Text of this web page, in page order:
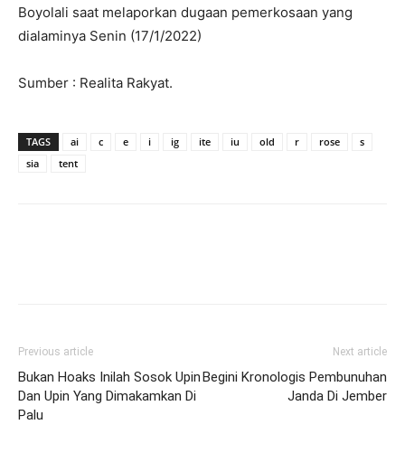
Boyolali saat melaporkan dugaan pemerkosaan yang
dialaminya Senin (17/1/2022)
Sumber : Realita Rakyat.
TAGS ai c e i ig ite iu old r rose
s
sia
tent
Previous article
Bukan Hoaks Inilah Sosok Upin
Dan Upin Yang Dimakamkan Di
Palu
Next article
Begini Kronologis Pembunuhan
Janda Di Jember